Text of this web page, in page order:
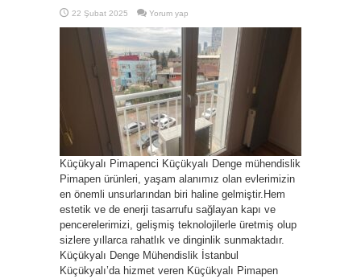
22 Şubat 2025 Yorum yap
Küçükyalı Pimapenci Küçükyalı Denge mühendislik
Pimapen ürünleri, yaşam alanımız olan evlerimizin
en önemli unsurlarından biri haline gelmiştir.Hem
estetik ve de enerji tasarrufu sağlayan kapı ve
pencerelerimizi, gelişmiş teknolojilerle üretmiş olup
sizlere yıllarca rahatlık ve dinginlik sunmaktadır.
Küçükyalı Denge Mühendislik İstanbul
Küçükyalı’da hizmet veren Küçükyalı Pimapen